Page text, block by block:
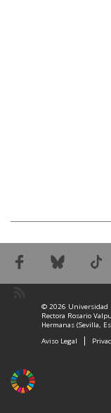
© 2026 Universidad
Rectora Rosario
Hermanas (Sevilla,
Aviso Legal